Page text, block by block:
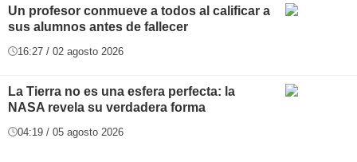
Un profesor conmueve a todos al calificar a
sus alumnos antes de fallecer
16:27 / 02 agosto 2026
La Tierra no es una esfera perfecta: la
NASA revela su verdadera forma
04:19 / 05 agosto 2026